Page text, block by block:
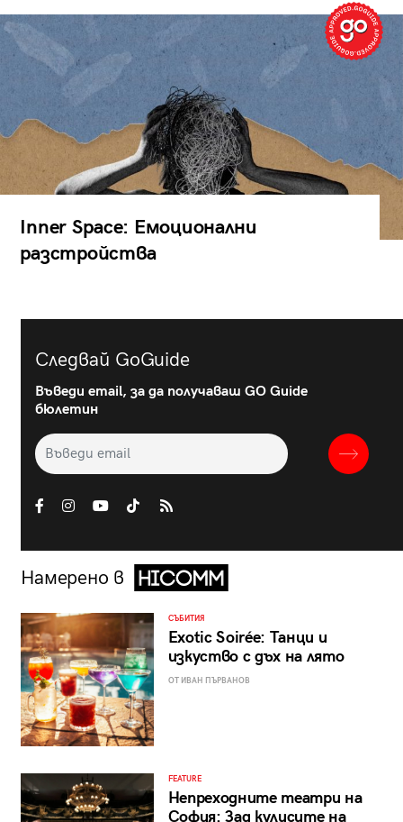
Inner Space: Емоционални
разстройства
Следвай GoGuide
Въведи email, за да получаваш GO Guide
бюлетин
Намерено в
СЪБИТИЯ
Exotic Soirée: Танци и
изкуство с дъх на лято
ОТ ИВАН ПЪРВАНОВ
FEATURE
Непреходните театри на
София: Зад кулисите на